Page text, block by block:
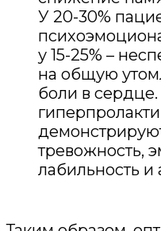
У 20-30%
у 15-25% –
на общую
боли в
тревожность,
лабильность и